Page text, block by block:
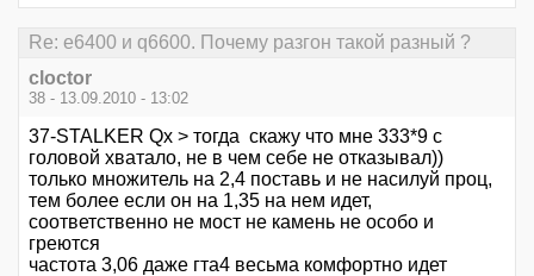
Re: е6400 и q6600. Почему разгон такой разный ?
cloctor
38 - 13.09.2010 - 13:02
37-STALKER Qx > тогда скажу что мне 333*9 с
головой хватало, не в чем себе не отказывал))
только множитель на 2,4 поставь и не насилуй проц,
тем более если он на 1,35 на нем идет,
соответственно не мост не камень не особо и
греются
частота 3,06 даже гта4 весьма комфортно идет